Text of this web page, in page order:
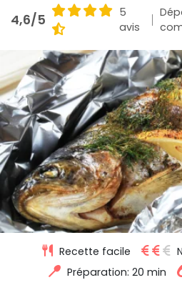
4,6/5
5
avis
Recette facile
Préparation: 20 min